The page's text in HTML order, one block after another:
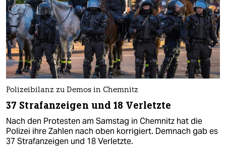
Polizeibilanz zu Demos in Chemnitz
37 Strafanzeigen und 18 Verletzte
Nach den Protesten am Samstag in Chemnitz hat die
Polizei ihre Zahlen nach oben korrigiert. Demnach gab es
37 Strafanzeigen und 18 Verletzte.